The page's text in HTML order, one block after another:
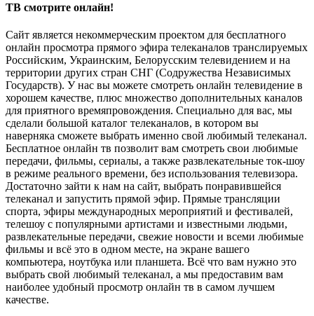
ТВ смотрите онлайн!
Сайт является некоммерческим проектом для бесплатного
онлайн просмотра прямого эфира телеканалов транслируемых
Российским, Украинским, Белорусским телевидением и на
территории других стран СНГ (Содружества Независимых
Государств). У нас вы можете смотреть онлайн телевидение в
хорошем качестве, плюс множество дополнительных каналов
для приятного времяпровождения. Специально для вас, мы
сделали большой каталог телеканалов, в котором вы
наверняка сможете выбрать именно свой любимый телеканал.
Бесплатное онлайн тв позволит вам смотреть свои любимые
передачи, фильмы, сериалы, а также развлекательные ток-шоу
в режиме реального времени, без использования телевизора.
Достаточно зайти к нам на сайт, выбрать понравившейся
телеканал и запустить прямой эфир. Прямые трансляции
спорта, эфиры международных мероприятий и фестивалей,
телешоу с популярными артистами и известными людьми,
развлекательные передачи, свежие новости и всеми любимые
фильмы и всё это в одном месте, на экране вашего
компьютера, ноутбука или планшета. Всё что вам нужно это
выбрать свой любимый телеканал, а мы предоставим вам
наиболее удобный просмотр онлайн тв в самом лучшем
качестве.